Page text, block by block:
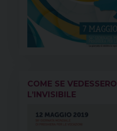
COME SE VEDESSERO
L’INVISIBILE